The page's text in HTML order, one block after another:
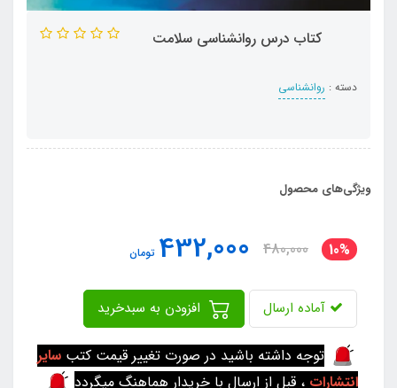
کتاب درس روانشناسی سلامت
دسته : روانشناسی
ویژگی‌های محصول
10%
480,000
432,000 تومان
آماده ارسال
توجه داشته باشید در صورت تغییر قیمت کتب سایر
انتشارات ، قبل از ارسال با خریدار هماهنگ میگردد